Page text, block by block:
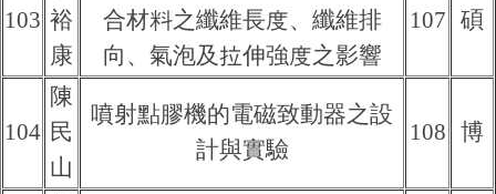
103 裕
康
合材料之纖維長度、纖維排
向、氣泡及拉伸強度之影響
107 碩
104
陳
民
山
噴射點膠機的電磁致動器之設
計與實驗
108 博